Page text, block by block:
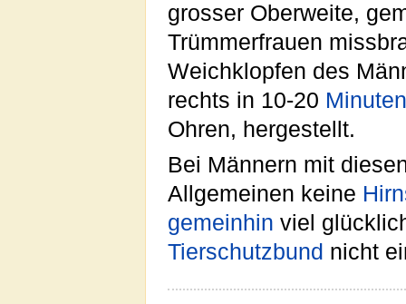
grosser Oberweite,
Trümmerfrauen
Weichklopfen des
rechts in 10-20 Minuten
Ohren, hergestellt.
Bei Männern mit
Allgemeinen keine
gemeinhin viel
Tierschutzbund nicht